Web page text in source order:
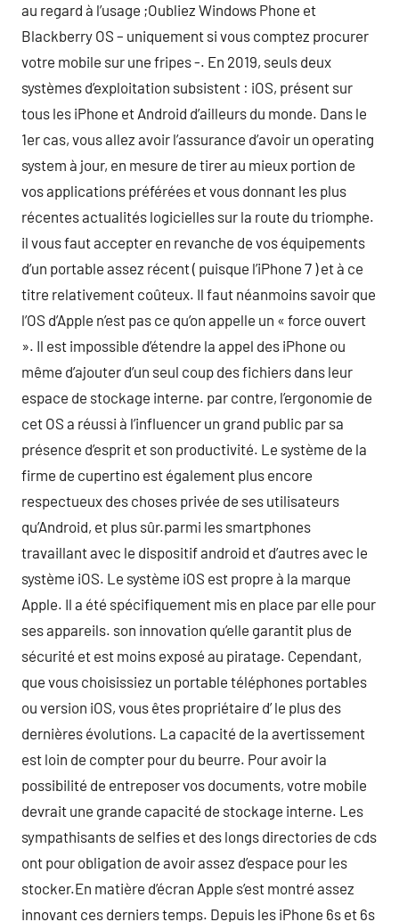
au regard à l’usage ;Oubliez Windows Phone et
Blackberry OS – uniquement si vous comptez procurer
votre mobile sur une fripes -. En 2019, seuls deux
systèmes d’exploitation subsistent : iOS, présent sur
tous les iPhone et Android d’ailleurs du monde. Dans le
1er cas, vous allez avoir l’assurance d’avoir un operating
system à jour, en mesure de tirer au mieux portion de
vos applications préférées et vous donnant les plus
récentes actualités logicielles sur la route du triomphe.
il vous faut accepter en revanche de vos équipements
d’un portable assez récent ( puisque l’iPhone 7 ) et à ce
titre relativement coûteux. Il faut néanmoins savoir que
l’OS d’Apple n’est pas ce qu’on appelle un « force ouvert
». Il est impossible d’étendre la appel des iPhone ou
même d’ajouter d’un seul coup des fichiers dans leur
espace de stockage interne. par contre, l’ergonomie de
cet OS a réussi à l’influencer un grand public par sa
présence d’esprit et son productivité. Le système de la
firme de cupertino est également plus encore
respectueux des choses privée de ses utilisateurs
qu’Android, et plus sûr.parmi les smartphones
travaillant avec le dispositif android et d’autres avec le
système iOS. Le système iOS est propre à la marque
Apple. Il a été spécifiquement mis en place par elle pour
ses appareils. son innovation qu’elle garantit plus de
sécurité et est moins exposé au piratage. Cependant,
que vous choisissiez un portable téléphones portables
ou version iOS, vous êtes propriétaire d’ le plus des
dernières évolutions. La capacité de la avertissement
est loin de compter pour du beurre. Pour avoir la
possibilité de entreposer vos documents, votre mobile
devrait une grande capacité de stockage interne. Les
sympathisants de selfies et des longs directories de cds
ont pour obligation de avoir assez d’espace pour les
stocker.En matière d’écran Apple s’est montré assez
innovant ces derniers temps. Depuis les iPhone 6s et 6s